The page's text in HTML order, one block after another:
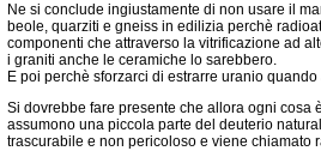
Ne si conclude ingiustamente di non usare il
beole, quarziti e gneiss in edilizia perchè
componenti che attraverso la vitrificazione ad
i graniti anche le ceramiche lo sarebbero.
E poi perchè sforzarci di estrarre uranio
Si dovrebbe fare presente che allora ogni
assumono una piccola parte del deuterio
trascurabile e non pericoloso e viene chiamato